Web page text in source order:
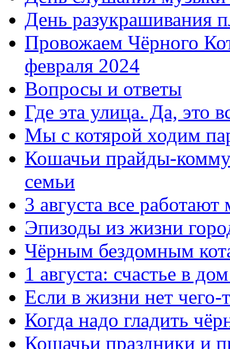
День разукрашивания
Провожаем Чёрного
февраля 2024
Вопросы и ответы
Где эта улица. Да, это
Мы с котярой ходим
Кошачьи прайды-
семьи
3 августа все
Эпизоды из жизни
Чёрным бездомным
1 августа: счастье в
Если в жизни нет
Когда надо гладить
Кошачьи праздники и